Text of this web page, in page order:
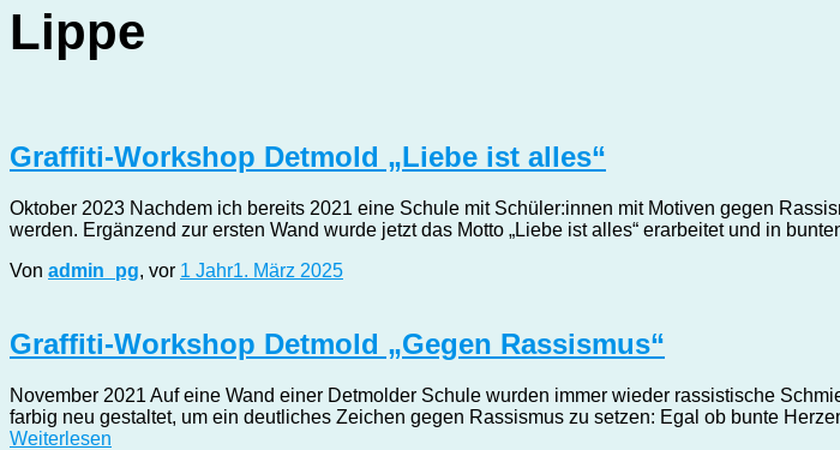
Lippe
Graffiti-Workshop Detmold „Liebe ist alles“
Oktober 2023 Nachdem ich bereits 2021 eine Schule mit Schüler:innen mit Motiven gegen
werden. Ergänzend zur ersten Wand wurde jetzt das Motto „Liebe ist alles“ erarbeitet und in
Von admin_pg, vor 1 Jahr1. März 2025
Graffiti-Workshop Detmold „Gegen Rassismus“
November 2021 Auf eine Wand einer Detmolder Schule wurden immer wieder rassistische
farbig neu gestaltet, um ein deutliches Zeichen gegen Rassismus zu setzen: Egal ob bunte
Weiterlesen